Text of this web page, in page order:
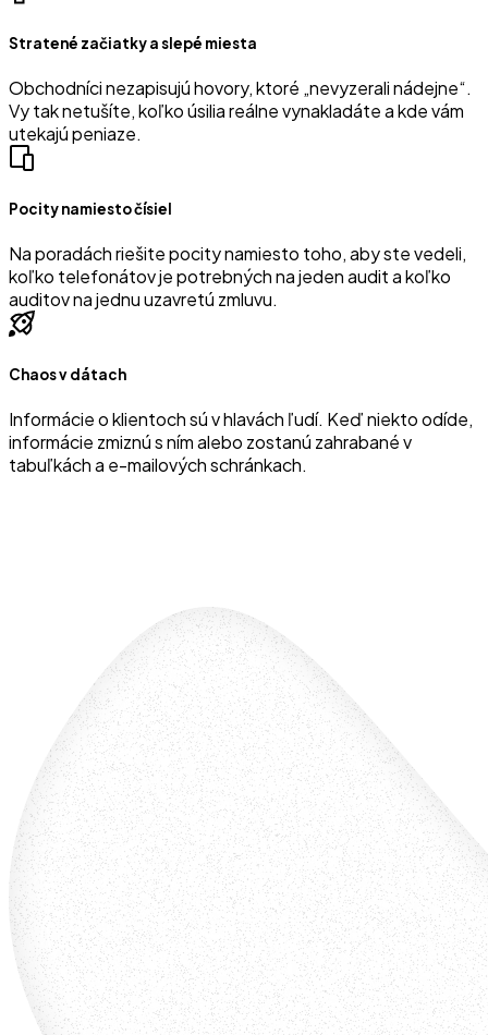
Stratené začiatky a slepé miesta
Obchodníci nezapisujú hovory, ktoré „nevyzerali nádejne“.
Vy tak netušíte, koľko úsilia reálne vynakladáte a kde vám
utekajú peniaze.
Pocity namiesto čísiel
Na poradách riešite pocity namiesto toho, aby ste vedeli,
koľko telefonátov je potrebných na jeden audit a koľko
auditov na jednu uzavretú zmluvu.
Chaos v dátach
Informácie o klientoch sú v hlavách ľudí. Keď niekto odíde,
informácie zmiznú s ním alebo zostanú zahrabané v
tabuľkách a e-mailových schránkach.